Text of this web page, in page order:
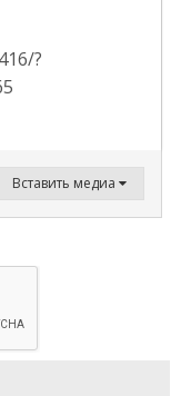
?
Вставить медиа